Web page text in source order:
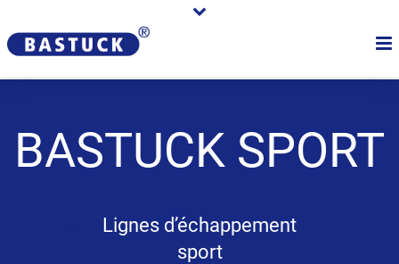
BASTUCK SPORT
Lignes d’échappement
sport